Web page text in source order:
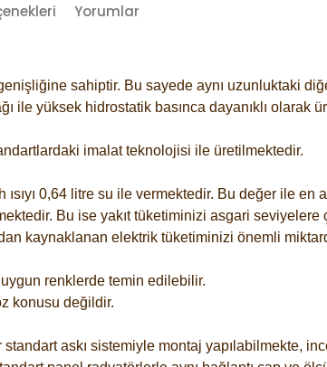
Yorumlar
sahiptir. Bu sayede aynı uzunluktaki
ile yüksek hidrostatik basınca dayanıklı olarak
imalat teknolojisi ile üretilmektedir.
0,64 litre su ile vermektedir. Bu değer ile en
Bu ise yakıt tüketiminizi asgari seviyelere
kaynaklanan elektrik tüketiminizi önemli
renklerde temin edilebilir.
konusu değildir.
askı sistemiyle montaj yapılabilmekte,